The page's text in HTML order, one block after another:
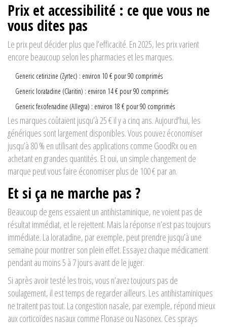
Prix et accessibilité : ce que vous ne
vous dites pas
Le prix peut décider plus que l’efficacité. En 2025, les prix varient
encore beaucoup selon les pharmacies et les marques.
Generic cetirizine (Zyrtec) : environ 10 € pour 90 comprimés
Generic loratadine (Claritin) : environ 14 € pour 90 comprimés
Generic fexofenadine (Allegra) : environ 18 € pour 90 comprimés
Les marques coûtaient jusqu’à 25 € il y a cinq ans. Aujourd’hui, les
génériques sont largement disponibles. Vous pouvez économiser
jusqu’à 80 % en utilisant des applications comme GoodRx ou en
achetant en grandes quantités. Et oui, un simple changement de
marque peut vous faire économiser plus de 100 € par an.
Et si ça ne marche pas ?
Beaucoup de gens essaient un antihistaminique, ne voient pas de
résultat immédiat, et le rejettent. Mais la réponse n’est pas toujours
immédiate. La loratadine, par exemple, peut prendre jusqu’à une
semaine pour montrer son plein effet. Essayez chaque médicament
pendant au moins 5 à 7 jours avant de le juger.
Si après avoir testé les trois, vous n’avez toujours pas de
soulagement, il est temps de regarder ailleurs. Les antihistaminiques
ne traitent pas tout. La congestion nasale, par exemple, répond mieux
aux corticoïdes nasaux comme Flonase ou Nasonex. Ces sprays